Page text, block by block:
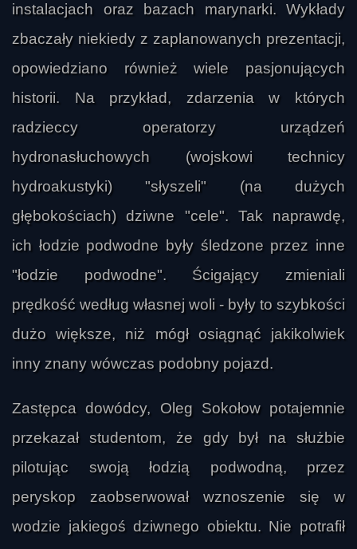
instalacjach oraz bazach marynarki. Wykłady
zbaczały niekiedy z zaplanowanych prezentacji,
opowiedziano również wiele pasjonujących
historii. Na przykład, zdarzenia w których
radzieccy operatorzy urządzeń
hydronasłuchowych (wojskowi technicy
hydroakustyki) "słyszeli" (na dużych
głębokościach) dziwne "cele". Tak naprawdę,
ich łodzie podwodne były śledzone przez inne
"łodzie podwodne". Ścigający zmieniali
prędkość według własnej woli - były to szybkości
dużo większe, niż mógł osiągnąć jakikolwiek
inny znany wówczas podobny pojazd.
Zastępca dowódcy, Oleg Sokołow potajemnie
przekazał studentom, że gdy był na służbie
pilotując swoją łodzią podwodną, przez
peryskop zaobserwował wznoszenie się w
wodzie jakiegoś dziwnego obiektu. Nie potrafił